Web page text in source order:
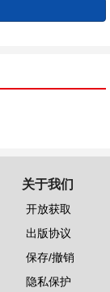
关于我们
开放获取
出版协议
保存/撤销
隐私保护